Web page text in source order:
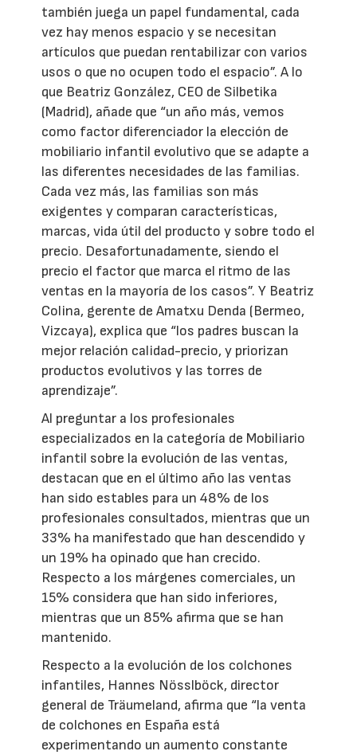
también juega un papel fundamental, cada
vez hay menos espacio y se necesitan
artículos que puedan rentabilizar con varios
usos o que no ocupen todo el espacio”. A lo
que Beatriz González, CEO de Silbetika
(Madrid), añade que “un año más, vemos
como factor diferenciador la elección de
mobiliario infantil evolutivo que se adapte a
las diferentes necesidades de las familias.
Cada vez más, las familias son más
exigentes y comparan características,
marcas, vida útil del producto y sobre todo el
precio. Desafortunadamente, siendo el
precio el factor que marca el ritmo de las
ventas en la mayoría de los casos”. Y Beatriz
Colina, gerente de Amatxu Denda (Bermeo,
Vizcaya), explica que “los padres buscan la
mejor relación calidad-precio, y priorizan
productos evolutivos y las torres de
aprendizaje”.
Al preguntar a los profesionales
especializados en la categoría de Mobiliario
infantil sobre la evolución de las ventas,
destacan que en el último año las ventas
han sido estables para un 48% de los
profesionales consultados, mientras que un
33% ha manifestado que han descendido y
un 19% ha opinado que han crecido.
Respecto a los márgenes comerciales, un
15% considera que han sido inferiores,
mientras que un 85% afirma que se han
mantenido.
Respecto a la evolución de los colchones
infantiles, Hannes Nösslböck, director
general de Träumeland, afirma que “la venta
de colchones en España está
experimentando un aumento constante